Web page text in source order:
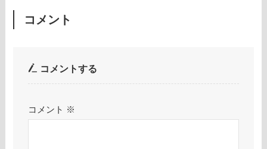
コメント
コメントする
コメント ※